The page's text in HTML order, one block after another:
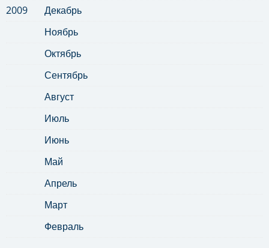
2009
Декабрь
Ноябрь
Октябрь
Сентябрь
Август
Июль
Июнь
Май
Апрель
Март
Февраль